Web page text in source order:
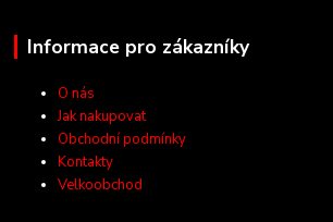
Informace pro zákazníky
O nás
Jak nakupovat
Obchodní podmínky
Kontakty
Velkoobchod